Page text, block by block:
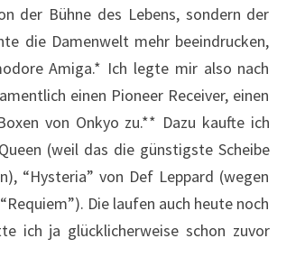
der Bühne des Lebens, sondern der
die Damenwelt mehr beeindrucken,
Amiga.* Ich legte mir also nach
einen Pioneer Receiver, einen
von Onkyo zu.** Dazu kaufte ich
(weil das die günstigste Scheibe
“Hysteria” von Def Leppard (wegen
Die laufen auch heute noch
ich ja glücklicherweise schon zuvor